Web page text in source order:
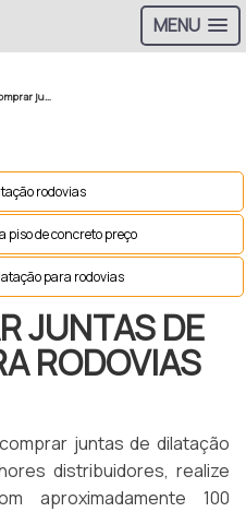
MENU
Onde comprar juntas de dilatação para rodovias
rodovias
de concreto preço
para rodovias
JUNTAS DE
RODOVIAS
juntas de dilatação
distribuidores, realize
aproximadamente 100